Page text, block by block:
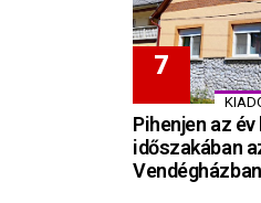
Pihenjen az
időszakában